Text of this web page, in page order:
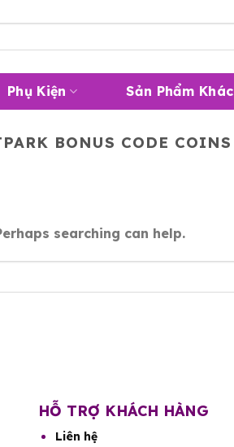
Phụ Kiện Sản Phẩm Khác
BONUS CODE COINS
searching can help.
HỖ TRỢ KHÁCH HÀNG
Liên hệ